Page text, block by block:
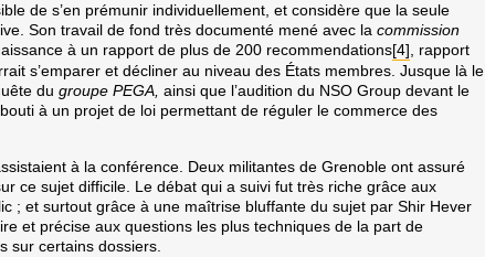
de s’en prémunir individuellement, et considère que la seule
Son travail de fond très documenté mené avec lacommission
à un rapport de plus de 200 recommendations[4], rapport
s’emparer et décliner au niveau des États membres. Jusque là le
dugroupe PEGA, ainsi que l’audition du NSO Group devant le
à un projet de loi permettant de réguler le commerce des
à la conférence. Deux militantes de Grenoble ont assuré
ce sujet difficile. Le débat qui a suivi fut très riche grâce aux
; et surtout grâce à une maîtrise bluffante du sujet par Shir Hever
et précise aux questions les plus techniques de la part de
sur certains dossiers.